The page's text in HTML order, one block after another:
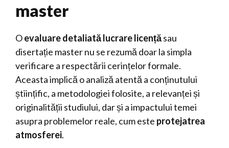
master
Oevaluare detaliată lucrare licențăsau
disertație master nu se rezumă doar la simpla
verificare a respectării cerințelor formale.
Aceasta implică o analiză atentă a conținutului
științific, a metodologiei folosite, a relevanței și
originalității studiului, dar și a impactului temei
asupra problemelor reale, cum este protejatrea
atmosferei.